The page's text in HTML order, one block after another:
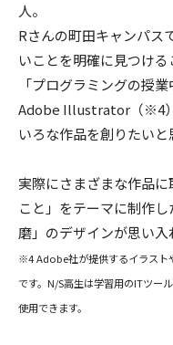
人。
Rさんの町田キャンパス
いことを明確に見つける
「プログラミングの授
Adobe Illustrator（※4
いろな作品を創りたいと
実際にさまざまな作品
こと」をテーマに制作
磨」のデザインが思い入
※4 Adobe社が提供するイラスト
です。N/S高生は学習用のITツー
使用できます。